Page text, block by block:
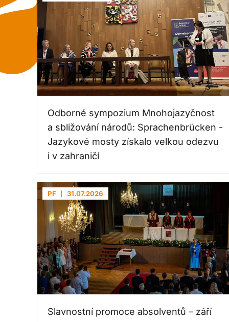
Odborné sympozium Mnohojazyčnost
a sbližování národů: Sprachenbrücken -
Jazykové mosty získalo velkou odezvu
i v zahraničí
PF 31.07.2026
Slavnostní promoce absolventů – září